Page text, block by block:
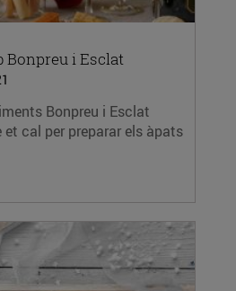
Bonpreu i Esclat
Bonpreu i Esclat
cal per preparar els àpats